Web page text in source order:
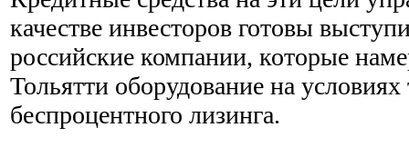
качестве инвесторов готовы
российские компании, которые
Тольятти оборудование на условиях
беспроцентного лизинга.